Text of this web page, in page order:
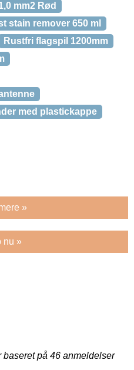
mm2 Rød
stain remover 650 ml
Rustfri flagspil 1200mm
med plastickappe
»
nu »
baseret på 46 anmeldelser